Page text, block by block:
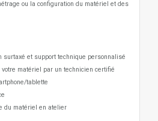
ou la configuration du matériel et des
surtaxé et support technique personnalisé
votre matériel par un technicien certifié
tablette
du matériel en atelier